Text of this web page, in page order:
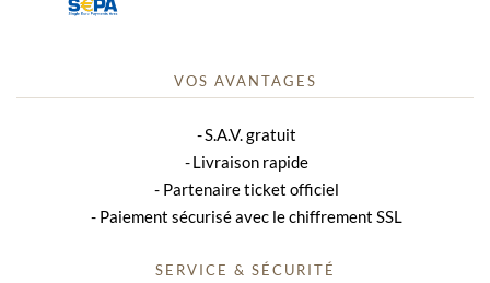
VOS AVANTAGES
S.A.V. gratuit
Livraison rapide
Partenaire ticket officiel
Paiement sécurisé avec le chiffrement SSL
SERVICE & SÉCURITÉ